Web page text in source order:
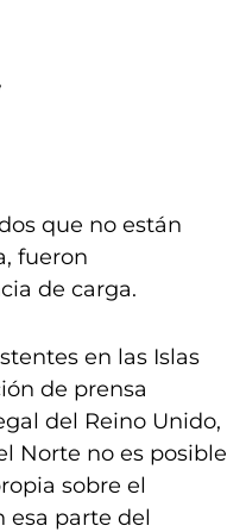
que no están
fueron
de carga.
en las Islas
de prensa
del Reino Unido,
Norte no es posible
sobre el
esa parte del